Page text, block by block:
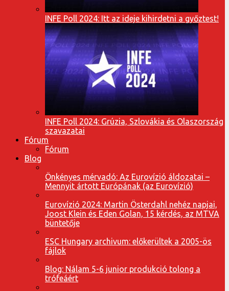
INFE Poll 2024: Itt az ideje kihirdetni a győztest!
INFE Poll 2024: Grúzia, Szlovákia és Olaszország
szavazatai
Fórum
Fórum
Blog
Önkényes mérvadó: Az Eurovízió áldozatai –
Mennyit ártott Európának (az Eurovízió)
Eurovízió 2024: Martin Österdahl nehéz napjai,
Joost Klein és Eden Golan, 15 kérdés, az MTVA
büntetője
ESC Hungary archivum: előkerültek a 2005-ös
fájlok
Blog: Nálam 5-6 junior produkció tolong a
trófeáért